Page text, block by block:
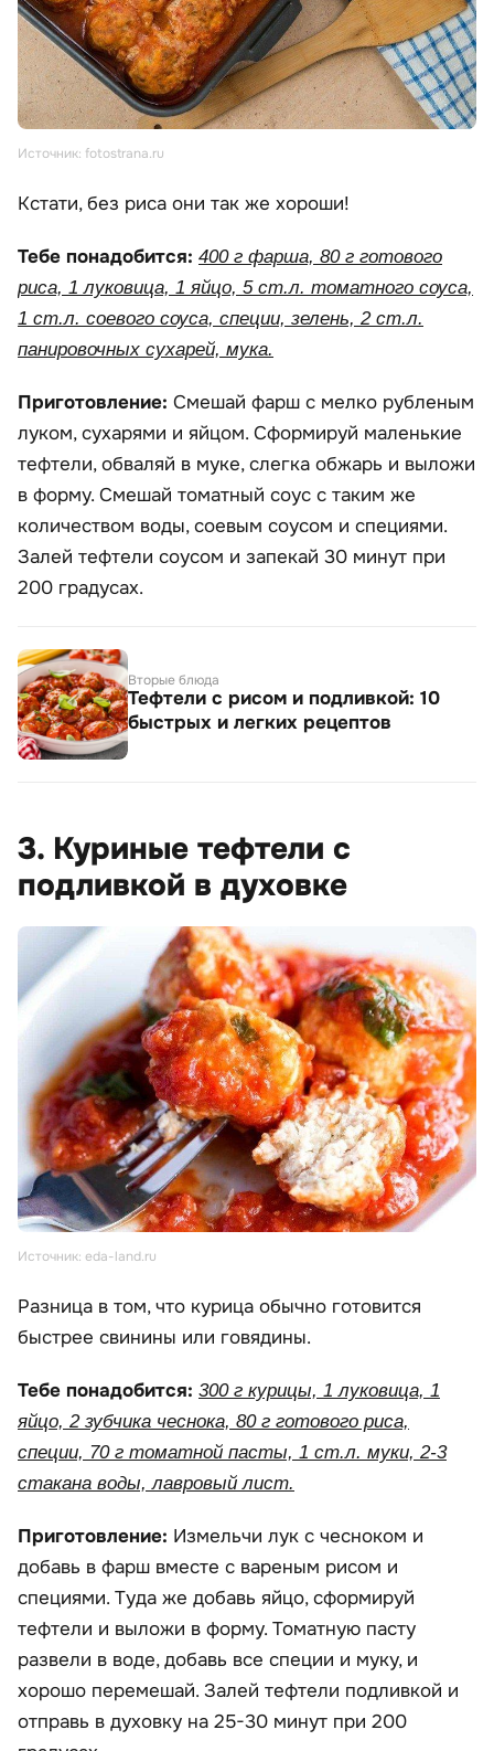
Источник: fotostrana.ru
Кстати, без риса они так же хороши!
Тебе понадобится: 400 г фарша, 80 г готового
риса, 1 луковица, 1 яйцо, 5 ст.л. томатного соуса,
1 ст.л. соевого соуса, специи, зелень, 2 ст.л.
панировочных сухарей, мука.
Приготовление: Смешай фарш с мелко рубленым
луком, сухарями и яйцом. Сформируй маленькие
тефтели, обваляй в муке, слегка обжарь и выложи
в форму. Смешай томатный соус с таким же
количеством воды, соевым соусом и специями.
Залей тефтели соусом и запекай 30 минут при
200 градусах.
Вторые блюда
Тефтели с рисом и подливкой: 10
быстрых и легких рецептов
3. Куриные тефтели с
подливкой в духовке
Источник: eda-land.ru
Разница в том, что курица обычно готовится
быстрее свинины или говядины.
Тебе понадобится: 300 г курицы, 1 луковица, 1
яйцо, 2 зубчика чеснока, 80 г готового риса,
специи, 70 г томатной пасты, 1 ст.л. муки, 2-3
стакана воды, лавровый лист.
Приготовление: Измельчи лук с чесноком и
добавь в фарш вместе с вареным рисом и
специями. Туда же добавь яйцо, сформируй
тефтели и выложи в форму. Томатную пасту
развели в воде, добавь все специи и муку, и
хорошо перемешай. Залей тефтели подливкой и
отправь в духовку на 25-30 минут при 200